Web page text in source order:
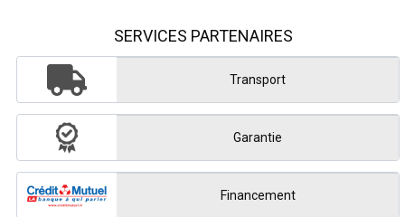
SERVICES PARTENAIRES
Transport
Garantie
Financement